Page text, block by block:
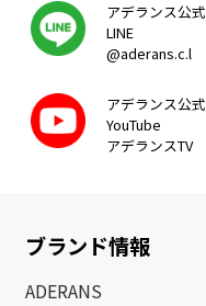
アデランス公式
LINE
@aderans.c.l
アデランス公式
YouTube
アデランスTV
ブランド情報
ADERANS